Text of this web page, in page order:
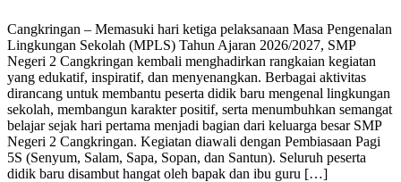
Cangkringan – Memasuki hari ketiga pelaksanaan Masa Pengenalan
Lingkungan Sekolah (MPLS) Tahun Ajaran 2026/2027, SMP
Negeri 2 Cangkringan kembali menghadirkan rangkaian kegiatan
yang edukatif, inspiratif, dan menyenangkan. Berbagai aktivitas
dirancang untuk membantu peserta didik baru mengenal lingkungan
sekolah, membangun karakter positif, serta menumbuhkan semangat
belajar sejak hari pertama menjadi bagian dari keluarga besar SMP
Negeri 2 Cangkringan. Kegiatan diawali dengan Pembiasaan Pagi
5S (Senyum, Salam, Sapa, Sopan, dan Santun). Seluruh peserta
didik baru disambut hangat oleh bapak dan ibu guru […]